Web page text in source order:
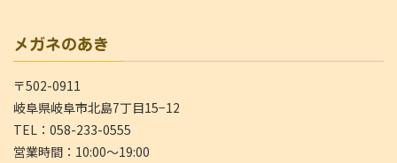
メガネのあき
〒502-0911
岐阜県岐阜市北島7丁目15−12
TEL：058-233-0555
営業時間：10:00～19:00